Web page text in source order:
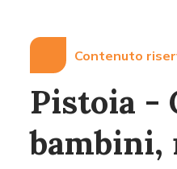
Contenuto
Pistoia -
bambini,